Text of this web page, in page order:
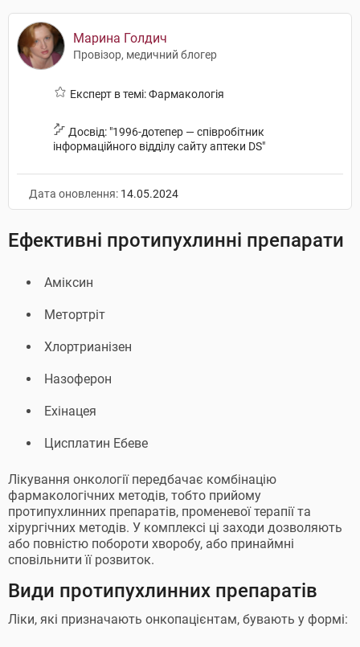
Марина Голдич
Провізор, медичний блогер
Експерт в темі: Фармакологія
Досвід: "1996-дотепер — співробітник
інформаційного відділу сайту аптеки DS"
Дата оновлення: 14.05.2024
Ефективні протипухлинні препарати
Аміксин
Метортріт
Хлортрианізен
Назоферон
Ехінацея
Цисплатин Ебеве
Лікування онкології передбачає комбінацію
фармакологічних методів, тобто прийому
протипухлинних препаратів, променевої терапії та
хірургічних методів. У комплексі ці заходи дозволяють
або повністю побороти хворобу, або принаймні
сповільнити її розвиток.
Види протипухлинних препаратів
Ліки, які призначають онкопацієнтам, бувають у формі: